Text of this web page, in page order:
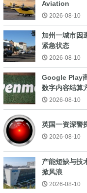
Aviation
2026-08-10
加州一城市因
紧急状态
2026-08-10
Google Play
数字内容结算
2026-08-10
英国一资深警
2026-08-10
产能短缺与技
掀风浪
2026-08-10